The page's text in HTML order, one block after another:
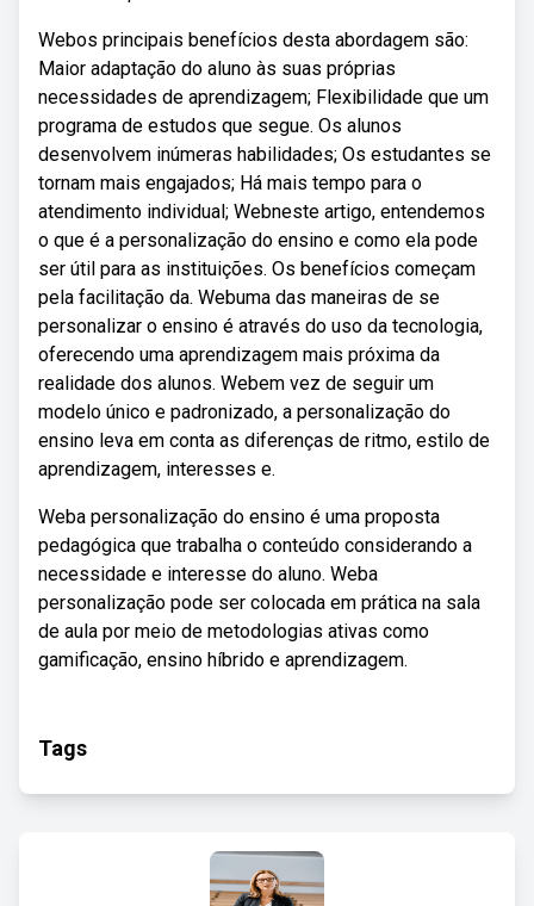
Webos principais benefícios desta abordagem são:
Maior adaptação do aluno às suas próprias
necessidades de aprendizagem; Flexibilidade que um
programa de estudos que segue. Os alunos
desenvolvem inúmeras habilidades; Os estudantes se
tornam mais engajados; Há mais tempo para o
atendimento individual; Webneste artigo, entendemos
o que é a personalização do ensino e como ela pode
ser útil para as instituições. Os benefícios começam
pela facilitação da. Webuma das maneiras de se
personalizar o ensino é através do uso da tecnologia,
oferecendo uma aprendizagem mais próxima da
realidade dos alunos. Webem vez de seguir um
modelo único e padronizado, a personalização do
ensino leva em conta as diferenças de ritmo, estilo de
aprendizagem, interesses e.
Weba personalização do ensino é uma proposta
pedagógica que trabalha o conteúdo considerando a
necessidade e interesse do aluno. Weba
personalização pode ser colocada em prática na sala
de aula por meio de metodologias ativas como
gamificação, ensino híbrido e aprendizagem.
Tags